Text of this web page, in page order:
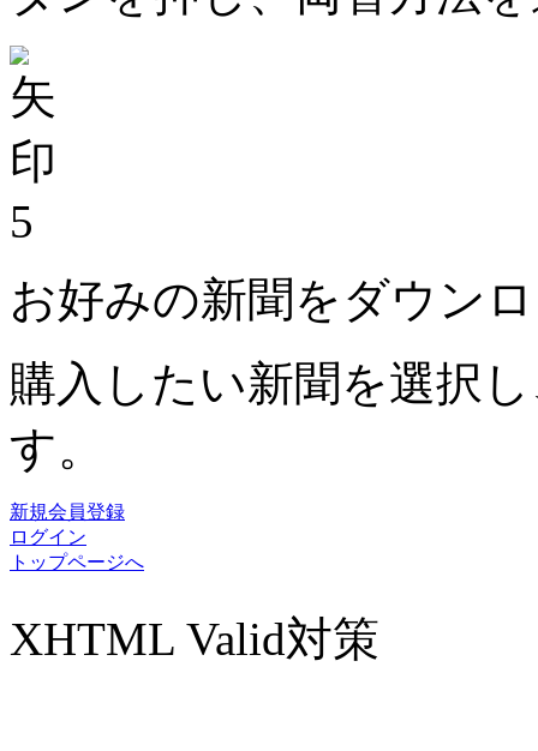
5
お好みの新聞をダウン
購入したい新聞を選択
す。
新規会員登録
ログイン
トップページへ
XHTML Valid対策